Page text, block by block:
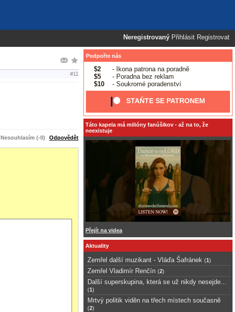
Neregistrovaný Přihlásit Registrovat
#11
Nesouhlasím (-0) Odpovědět
Podpořte nás
$2
- Ikona patrona na poradně
$5
- Poradna bez reklam
$10
- Soukromé poradenství
STAŇTE SE PATRONEM
Táto kapela má milióny fanúšikov - až na to, že
neexistuje
Přejít na videa
Aktuality
Zemřel další muzikant - Vláďa Šafránek (1 )
Zemřel Vladimír Renčín (2)
Další superskupina, která se už nikdy nesejde...
(1 )
Mrtvý politik viděn na třech místech současně
(2)